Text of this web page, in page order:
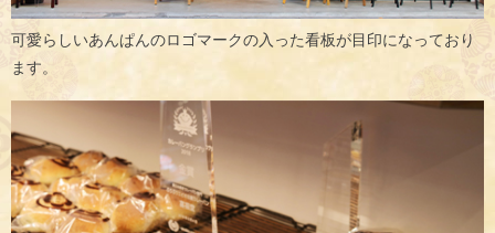
可愛らしいあんぱんのロゴマークの入った看板が目印になっており
ます。